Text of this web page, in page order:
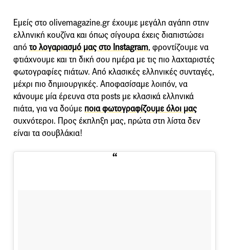
Εμείς στο olivemagazine.gr έχουμε μεγάλη αγάπη στην
ελληνική κουζίνα και όπως σίγουρα έχεις διαπιστώσει
από το λογαριασμό μας στο Instagram, φροντίζουμε να
φτιάχνουμε και τη δική σου ημέρα με τις πιο λαχταριστές
φωτογραφίες πιάτων. Από κλασικές ελληνικές συνταγές,
μέχρι πιο δημιουργικές. Αποφασίσαμε λοιπόν, να
κάνουμε μία έρευνα στα posts με κλασικά ελληνικά
πιάτα, για να δούμε ποια φωτογραφίζουμε όλοι μας
συχνότεροι. Προς έκπληξη μας, πρώτα στη λίστα δεν
είναι τα σουβλάκια!